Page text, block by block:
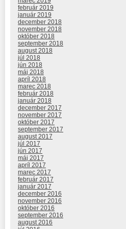
február 2019
január 2019
december 2018
november 2018
október 2018
september 2018
august 2018
júl 2018
jún 2018
máj 2018
apríl 2018
marec 2018
február 2018
január 2018
december 2017
november 2017
október 2017
september 2017
august 2017
júl 2017
jún 2017
máj 2017
apríl 2017
marec 2017
február 2017
január 2017
december 2016
november 2016
október 2016
september 2016
august 2016